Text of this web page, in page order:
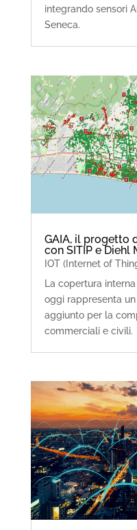
integrando sensori
Seneca.
GAIA, il progetto
con SITIP e Diehl
IOT (Internet of
La copertura
oggi rappresenta
aggiunto per la
commerciali e civili.